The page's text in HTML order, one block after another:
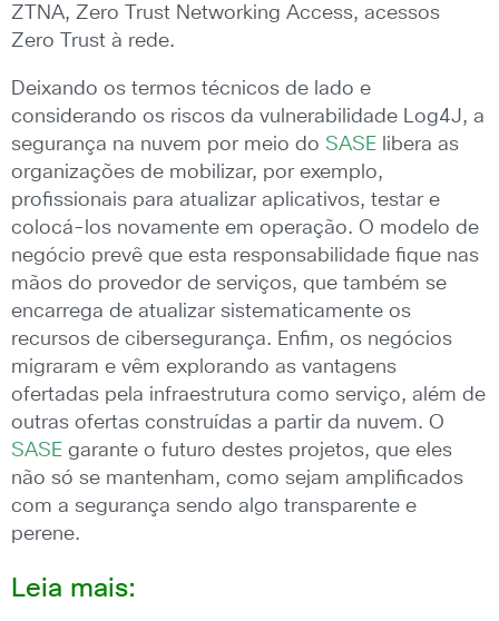
ZTNA, Zero Trust Networking Access, acessos
Zero Trust à rede.
Deixando os termos técnicos de lado e
considerando os riscos da vulnerabilidade Log4J, a
segurança na nuvem por meio do SASE libera as
organizações de mobilizar, por exemplo,
profissionais para atualizar aplicativos, testar e
colocá-los novamente em operação. O modelo de
negócio prevê que esta responsabilidade fique nas
mãos do provedor de serviços, que também se
encarrega de atualizar sistematicamente os
recursos de cibersegurança. Enfim, os negócios
migraram e vêm explorando as vantagens
ofertadas pela infraestrutura como serviço, além de
outras ofertas construídas a partir da nuvem. O
SASE garante o futuro destes projetos, que eles
não só se mantenham, como sejam amplificados
com a segurança sendo algo transparente e
perene.
Leia mais: